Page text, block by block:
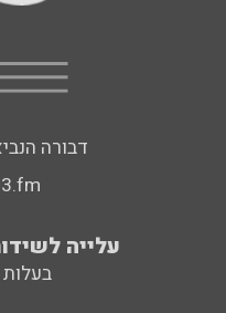
דבורה הנביאה 6, רמת
עלייה לשידור: 0552-